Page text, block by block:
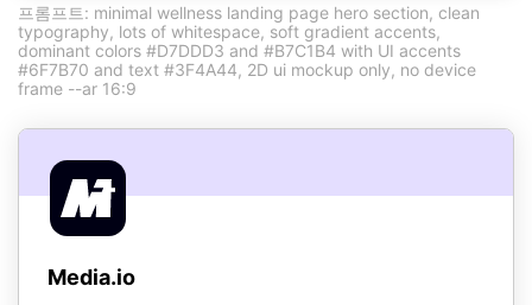
프롬프트: minimal wellness landing page hero section, clean
typography, lots of whitespace, soft gradient accents,
dominant colors #D7DDD3 and #B7C1B4 with UI accents
#6F7B70 and text #3F4A44, 2D ui mockup only, no device
frame --ar 16:9
Media.io